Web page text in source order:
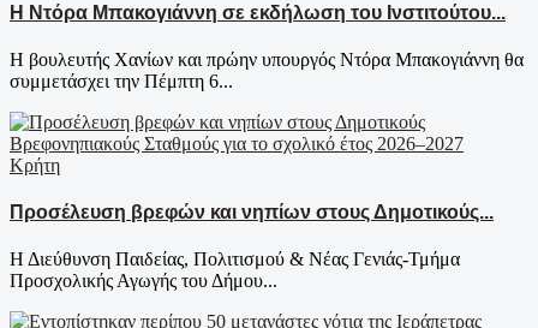
Η Ντόρα Μπακογιάννη σε εκδήλωση του Ινστιτούτου...
Η βουλευτής Χανίων και πρώην υπουργός Ντόρα Μπακογιάννη θα
συμμετάσχει την Πέμπτη 6...
Κρήτη
Προσέλευση βρεφών και νηπίων στους Δημοτικούς...
Η Διεύθυνση Παιδείας, Πολιτισμού & Νέας Γενιάς-Τμήμα
Προσχολικής Αγωγής του Δήμου...